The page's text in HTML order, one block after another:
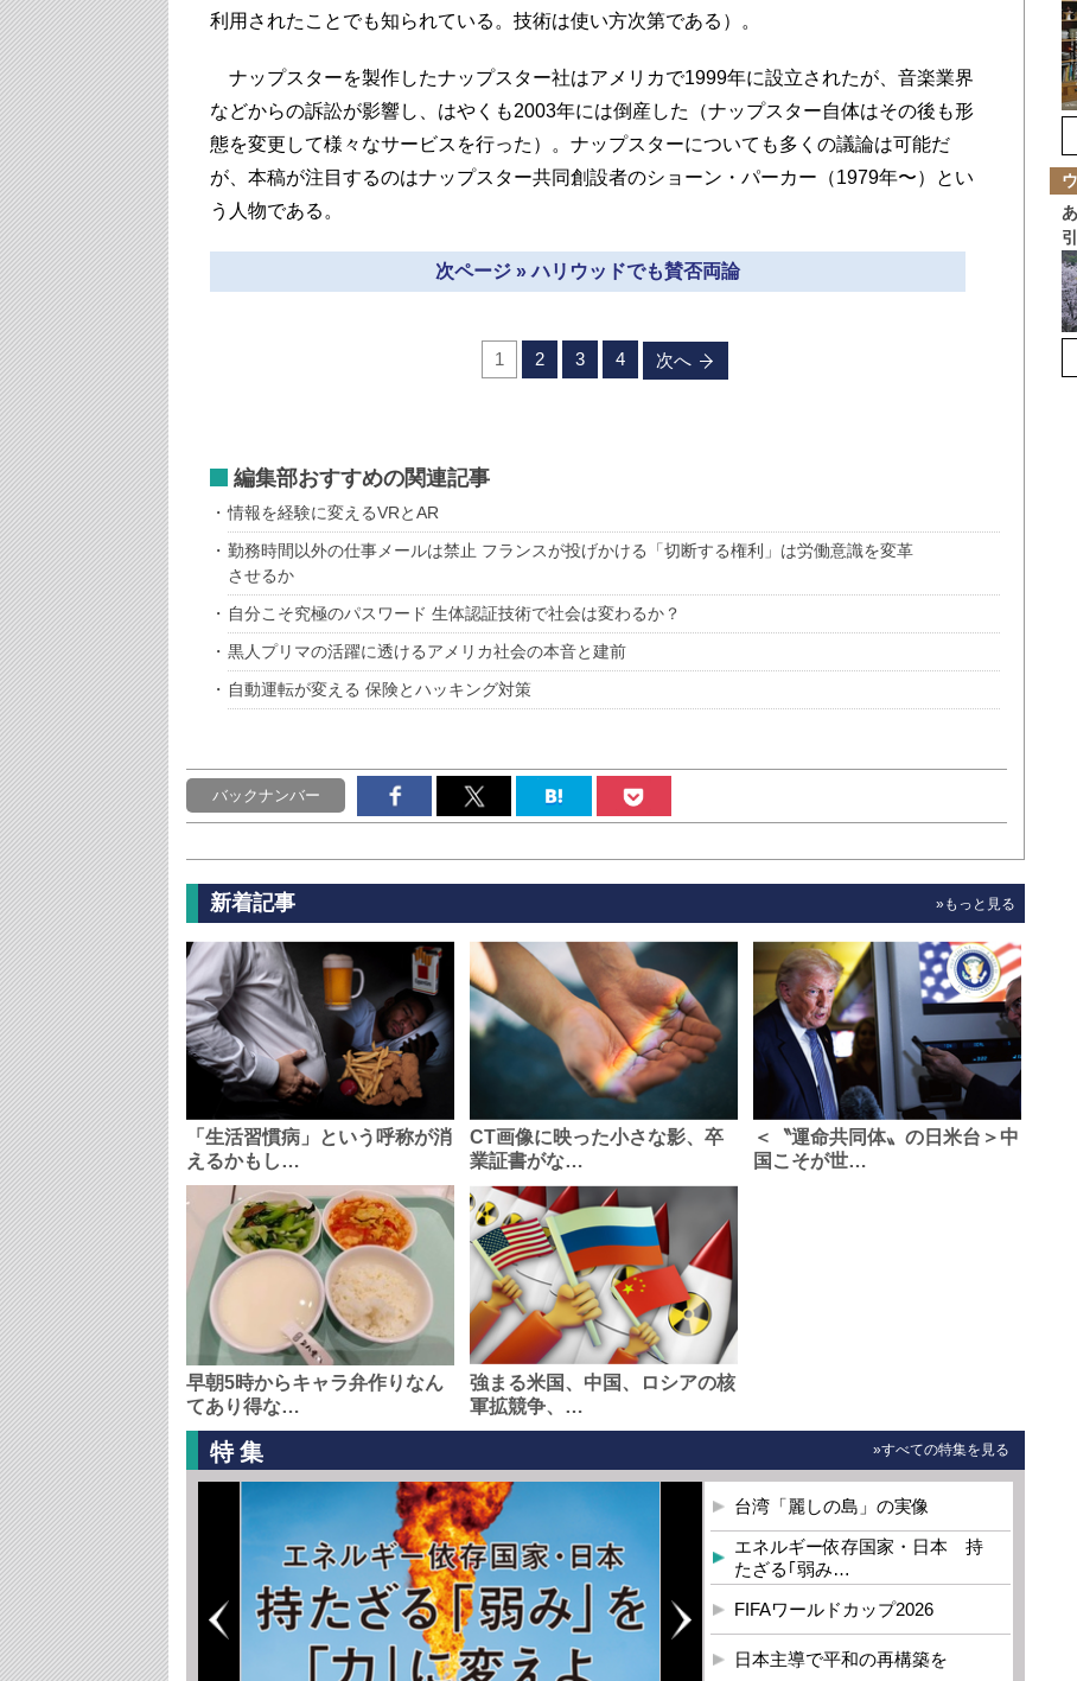
利用されたことでも知られている。技術は使い方次第である）。
ナップスターを製作したナップスター社はアメリカで1999年に設立されたが、音楽業界
などからの訴訟が影響し、はやくも2003年には倒産した（ナップスター自体はその後も形
態を変更して様々なサービスを行った）。ナップスターについても多くの議論は可能だ
が、本稿が注目するのはナップスター共同創設者のショーン・パーカー（1979年〜）とい
う人物である。
次ページ » ハリウッドでも賛否両論
1 2 3 4 次へ
編集部おすすめの関連記事
情報を経験に変えるVRとAR
勤務時間以外の仕事メールは禁止 フランスが投げかける「切断する権利」は労働意識を変革
させるか
自分こそ究極のパスワード 生体認証技術で社会は変わるか？
黒人プリマの活躍に透けるアメリカ社会の本音と建前
自動運転が変える 保険とハッキング対策
バックナンバー
新着記事 »もっと見る
「生活習慣病」という呼称が消
えるかもし…
CT画像に映った小さな影、卒
業証書がな…
＜〝運命共同体〟の日米台＞中
国こそが世…
早朝5時からキャラ弁作りなん
てあり得な…
強まる米国、中国、ロシアの核
軍拡競争、…
特集 »すべての特集を見る
台湾「麗しの島」の実像
エネルギー依存国家・日本 持
たざる｢弱み…
FIFAワールドカップ2026
日本主導で平和の再構築を